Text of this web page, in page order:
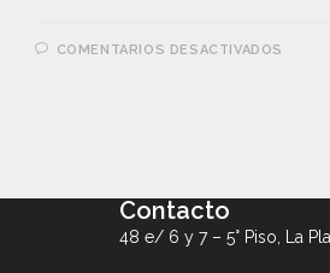
COMENTARIOS DESACTIVADOS
Contacto
48 e/ 6 y 7 – 5° Piso, La